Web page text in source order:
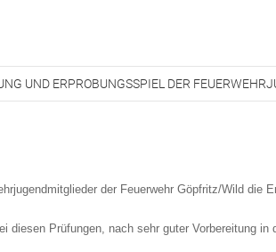
UND ERPROBUNGSSPIEL DER
der Feuerwehr Göpfritz/Wild die
diesen Prüfungen, nach sehr guter Vorbereitung in